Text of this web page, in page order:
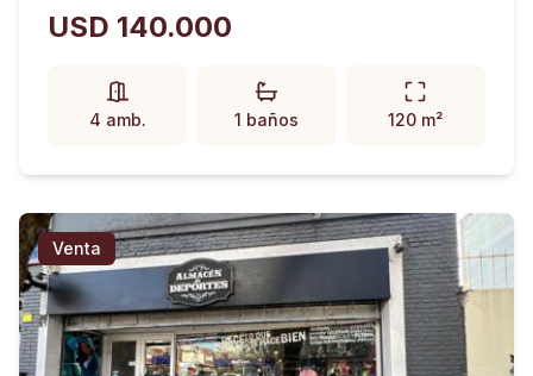
USD 140.000
4 amb. 1 baños 120 m²
Venta